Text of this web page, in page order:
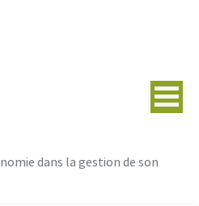
dans la gestion de son